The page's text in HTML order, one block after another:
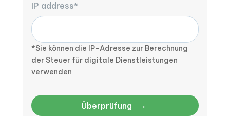
IP address*
*Sie können die IP-Adresse zur Berechnung
der Steuer für digitale Dienstleistungen
verwenden
Überprüfung →